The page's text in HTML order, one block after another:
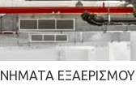
ΕΞΑΕΡΙΣΜΟΎ